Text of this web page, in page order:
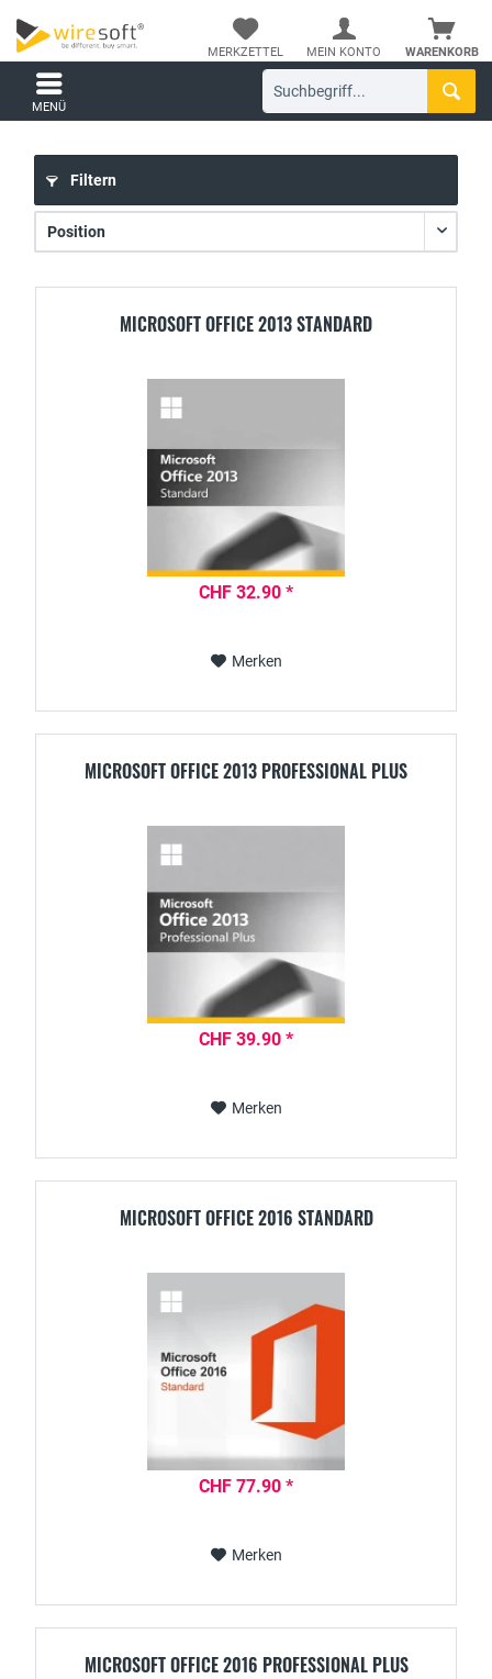
WARENKORB
MERKZETTEL MEIN KONTO
MENÜ
Filtern
MICROSOFT OFFICE 2013 STANDARD
CHF 32.90 *
Merken
MICROSOFT OFFICE 2013 PROFESSIONAL PLUS
CHF 39.90 *
Merken
MICROSOFT OFFICE 2016 STANDARD
CHF 77.90 *
Merken
MICROSOFT OFFICE 2016 PROFESSIONAL PLUS